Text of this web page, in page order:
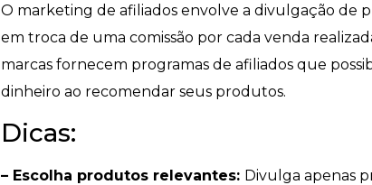
O marketing de afiliados envolve a divulgação de
em troca de uma comissão por cada venda
marcas fornecem programas de afiliados que
dinheiro ao recomendar seus produtos.
Dicas:
– Escolha produtos relevantes: Divulga apenas